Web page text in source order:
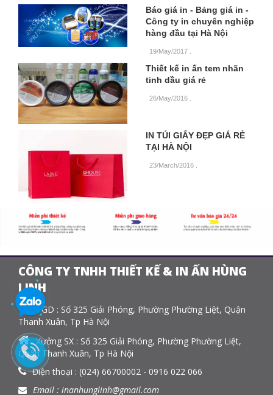
Báo giá in - Bảng giá in -
Công ty in chuyên nghiệp
hàng đầu tại Hà Nội
19/May/2017
Thiết kế in ấn tem nhãn
tinh dầu giá rẻ
26/May/2016
IN TÚI GIẤY ĐẸP GIÁ RẺ
TẠI HÀ NỘI
23/March/2016
CÔNG TY TNHH THIẾT KẾ & IN ẤN HÙNG
LINH
VPGD : Số 325 Giải Phóng, Phường Phường Liệt, Quận
Thanh Xuân, Tp Hà Nội
Xưởng SX : Số 325 Giải Phóng, Phường Phường Liệt,
Quận Thanh Xuân, Tp Hà Nội
Điện thoại : (024) 66700002 - 0916 022 066
Email : inanhunglinh@gmail.com